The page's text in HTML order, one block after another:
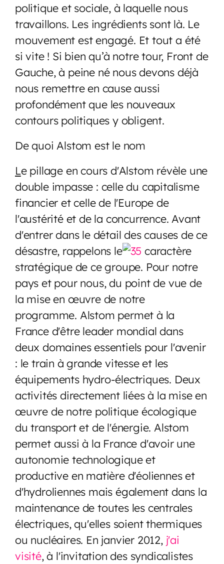
politique et sociale, à laquelle nous
travaillons. Les ingrédients sont là. Le
mouvement est engagé. Et tout a été
si vite ! Si bien qu’à notre tour, Front de
Gauche, à peine né nous devons déjà
nous remettre en cause aussi
profondément que les nouveaux
contours politiques y obligent.
De quoi Alstom est le nom
Le pillage en cours d'Alstom révèle une
double impasse : celle du capitalisme
financier et celle de l'Europe de
l'austérité et de la concurrence. Avant
d'entrer dans le détail des causes de ce
désastre, rappelons le
caractère
stratégique de ce groupe. Pour notre
pays et pour nous, du point de vue de
la mise en œuvre de notre
programme. Alstom permet à la
France d'être leader mondial dans
deux domaines essentiels pour l'avenir
: le train à grande vitesse et les
équipements hydro-électriques. Deux
activités directement liées à la mise en
œuvre de notre politique écologique
du transport et de l'énergie. Alstom
permet aussi à la France d'avoir une
autonomie technologique et
productive en matière d'éoliennes et
d'hydroliennes mais également dans la
maintenance de toutes les centrales
électriques, qu'elles soient thermiques
ou nucléaires. En janvier 2012, j'ai
visité, à l'invitation des syndicalistes